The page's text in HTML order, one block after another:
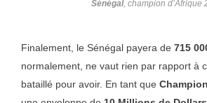
Sénégal, champion d’Afrique
Finalement, le Sénégal payera de 715
normalement, ne vaut rien par rapport à
bataillé pour avoir. En tant que